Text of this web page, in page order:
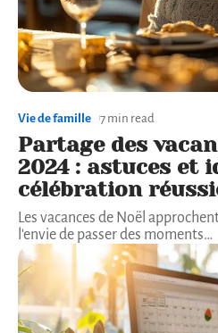
Vie de famille 7 min read
Partage des
2024 : astuces et
célébration
Les vacances de Noël
l'envie de passer des moments…